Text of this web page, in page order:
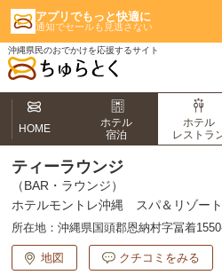
アプリでもっと快適に
通知でセールも見逃さない
沖縄県民のおでかけを応援するサイト
HOME
ホテル
宿泊
ホテル
レストラ
ティーラウンジ
（BAR・ラウンジ）
ホテルモントレ沖縄 スパ＆リゾート
所在地： 沖縄県国頭郡恩納村字冨着
地図 クチコミをみる